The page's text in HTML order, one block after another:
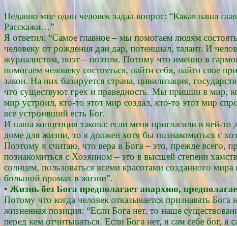
Недавно мне один человек задал вопрос: “Какая ваша
Расскажи…”
Я ответил: “Самое главное – мы помогаем людям
человеку от рождения дан дар, потенциал, талант. И
журналистом, поэт – поэтом. Потому что именно в
помогаем человеку состояться, найти себя, найти свое
закон. На них базируется страна, цивилизация,
что существуют грех и праведность. Мы пришли в мир,
мир устроил, кто-то этот мир создал, кто-то этот мир
все устроивший есть Бог.
И наша концепция такова: если меня пригласили в чей-
доме для жизни, то я должен хотя бы познакомиться с
Поэтому я считаю, что вера в Бога – это, прежде всего,
познакомиться с Хозяином – это в высшей степени
солнцем, пользоваться всеми красотами созданного
большой промах в жизни”.
• Жизнь без Бога предполагает анархию,
Потому что когда человек отказывается признавать
жизненная позиция: “Если Бога нет, то наше
перед кем отчитываться. Если Бога нет, я сам себе бог,